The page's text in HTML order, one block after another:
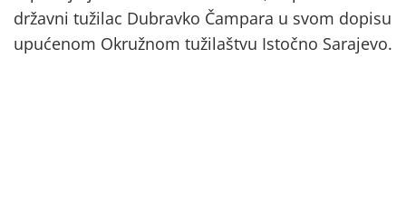
državni tužilac Dubravko Čampara u svom dopisu
upućenom Okružnom tužilaštvu Istočno Sarajevo.